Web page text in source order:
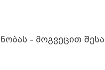
- მოგვეცით